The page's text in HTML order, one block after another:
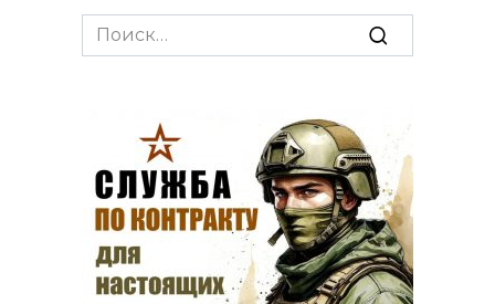
Search
for: